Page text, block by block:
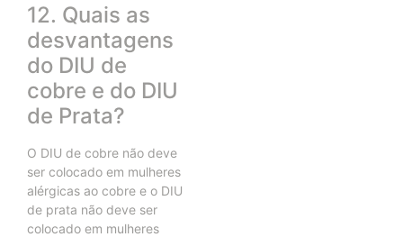
12. Quais as
desvantagens
do DIU de
cobre e do DIU
de Prata?
O DIU de cobre não deve
ser colocado em mulheres
alérgicas ao cobre e o DIU
de prata não deve ser
colocado em mulheres